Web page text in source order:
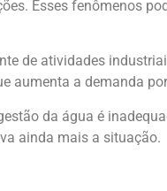
Esses fenômenos
de atividades
aumenta a demanda
da água é
ainda mais a situação.